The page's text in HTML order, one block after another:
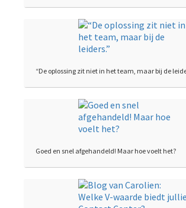
“De oplossing zit niet in het team, maar bij de
Goed en snel afgehandeld! Maar hoe voelt het?